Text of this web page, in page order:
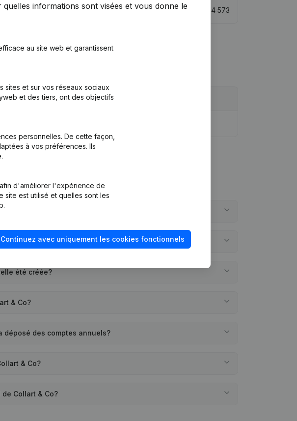
€-37 466 -168,65% 54 573
etc...)
& Co?
& Co?
été créée?
& Co?
déposé des comptes annuels?
& Co?
Collart & Co?
informations sont visées et vous donne le
au site web et garantissent
sites et sur vos réseaux sociaux
et des tiers, ont des objectifs
personnelles. De cette façon,
à vos préférences. Ils
d'améliorer l'expérience de
site est utilisé et quelles sont les
Continuez avec uniquement les cookies fonctionnels